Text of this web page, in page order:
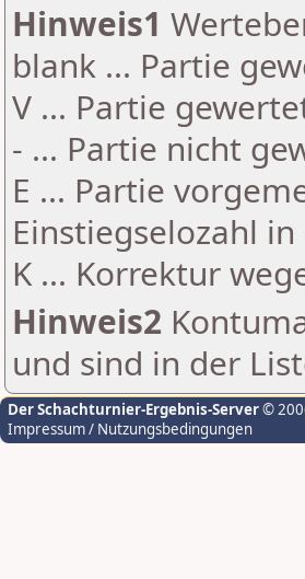
Hinweis1
blank ... Partie
V ... Partie
- ... Partie nicht
E ... Partie
Einstiegselozahl
K ... Korrektur
Hinweis2
und sind in der
Der Schachturnier-Ergebnis-Server©
Impressum / Nutzungsbedingungen